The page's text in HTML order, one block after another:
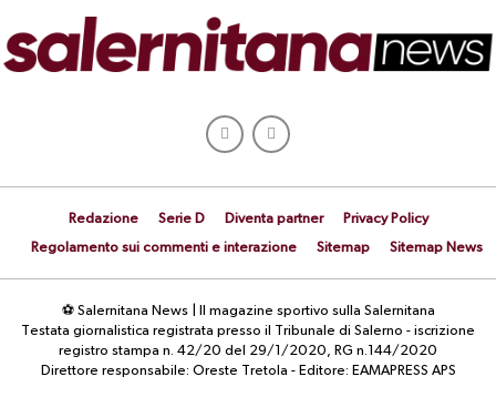
Redazione Serie D Diventa partner
Privacy Policy
Regolamento sui commenti e interazione
Sitemap Sitemap News
⚽ Salernitana News | Il magazine sportivo sulla Salernitana
Testata giornalistica registrata presso il Tribunale di Salerno - iscrizione
registro stampa n. 42/20 del 29/1/2020, RG n.144/2020
Direttore responsabile: Oreste Tretola - Editore: EAMAPRESS APS